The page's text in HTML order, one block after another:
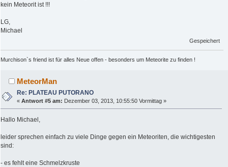
kein Meteorit ist !!!
LG,
Michael
Gespeichert
Murchison`s friend ist für alles Neue offen - besonders um Meteorite zu finden !
MeteorMan
Re: PLATEAU PUTORANO
«Antwort #5 am: Dezember 03, 2013, 10:55:50 Vormittag »
Hallo Michael,
leider sprechen einfach zu viele Dinge gegen ein Meteoriten, die wichtigesten
sind:
- es fehlt eine Schmelzkruste